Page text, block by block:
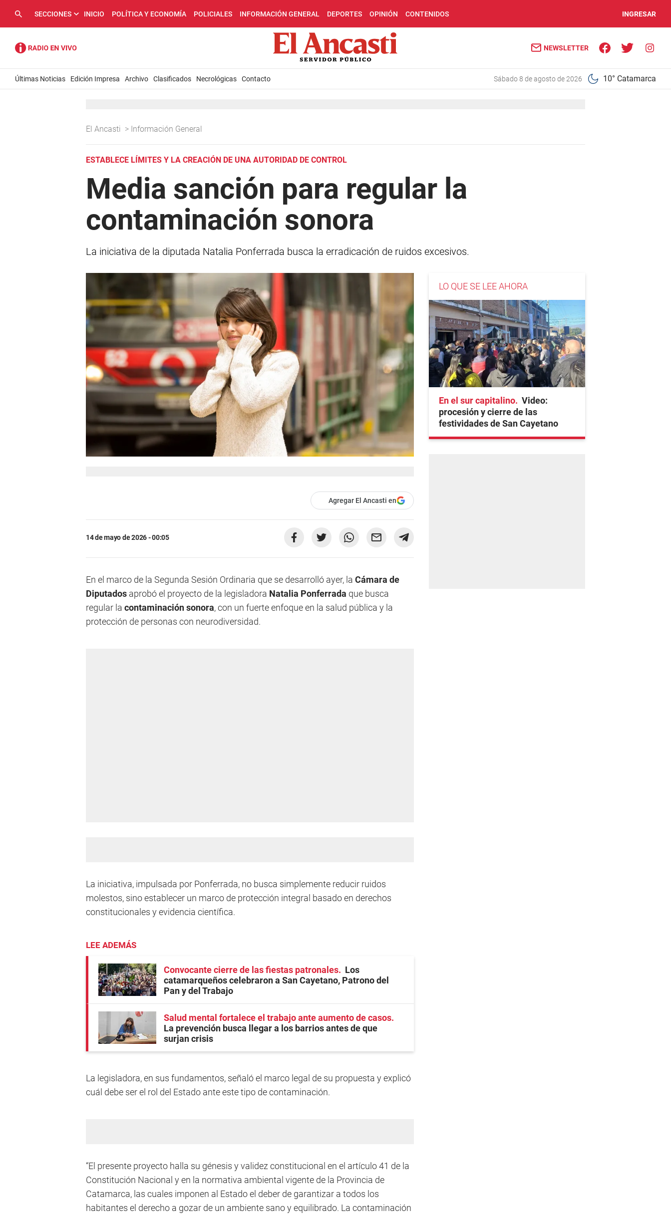
SECCIONES INICIO POLÍTICA Y ECONOMÍA POLICIALES INFORMACIÓN GENERAL DEPORTES OPINIÓN CONTENIDOS INGRESAR
NEWSLETTER
Últimas Noticias Edición Impresa Archivo Clasificados Necrológicas Contacto sábado 8 de agosto de 2026 10° Catamarca
El Ancasti > Información General
ESTABLECE LÍMITES Y LA CREACIÓN DE UNA AUTORIDAD DE CONTROL
Media sanción para regular la
contaminación sonora
La iniciativa de la diputada Natalia Ponferrada busca la erradicación de ruidos excesivos.
Agregar El Ancasti en
14 de mayo de 2026 - 00:05
En el marco de la Segunda Sesión Ordinaria que se desarrolló ayer, la Cámara de
Diputados aprobó el proyecto de la legisladora Natalia Ponferrada que busca
regular la contaminación sonora, con un fuerte enfoque en la salud pública y la
protección de personas con neurodiversidad.
La iniciativa, impulsada por Ponferrada, no busca simplemente reducir ruidos
molestos, sino establecer un marco de protección integral basado en derechos
constitucionales y evidencia científica.
LEE ADEMÁS
Convocante cierre de las fiestas patronales
Los
catamarqueños celebraron a San Cayetano, Patrono del
Pan y del Trabajo
Salud mental fortalece el trabajo ante aumento de casos
La prevención busca llegar a los barrios antes de que
surjan crisis
La legisladora, en sus fundamentos, señaló el marco legal de su propuesta y explicó
cuál debe ser el rol del Estado ante este tipo de contaminación.
“El presente proyecto halla su génesis y validez constitucional en el artículo 41 de la
Constitución Nacional y en la normativa ambiental vigente de la Provincia de
Catamarca, las cuales imponen al Estado el deber de garantizar a todos los
habitantes el derecho a gozar de un ambiente sano y equilibrado. La contaminación
LO QUE SE LEE AHORA
En el sur capitalino
Video:
procesión y cierre de las
festividades de San Cayetano